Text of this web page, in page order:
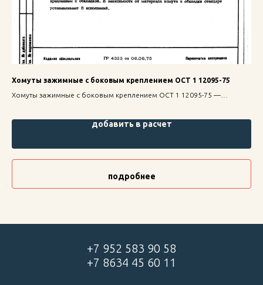
Хомуты зажимные с боковым креплением ОСТ 1 12095-75
Хомуты зажимные с боковым креплением ОСТ 1 12095-75 —
добавить в расчет
подробнее
+7 952 583 90 58
+7 8634 45 60 11